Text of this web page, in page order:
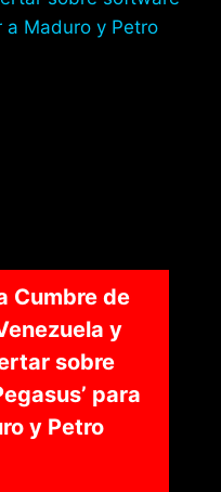
Cumbre de
y
sobre
para
y Petro